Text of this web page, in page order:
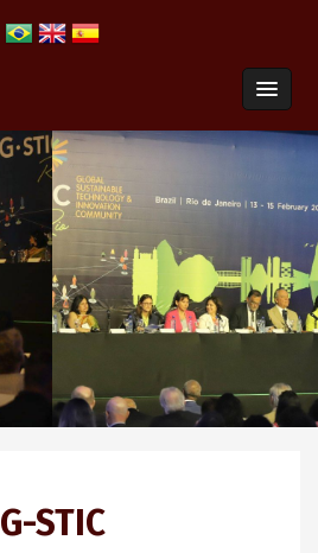
G-STIC